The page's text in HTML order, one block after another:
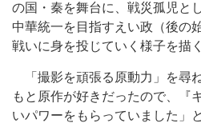
の国・秦を舞台に、戦災孤児と
中華統一を目指すえい政（後の
戦いに身を投じていく様子を描く
「撮影を頑張る原動力」を尋
もと原作が好きだったので、『
いパワーをもらっていました」